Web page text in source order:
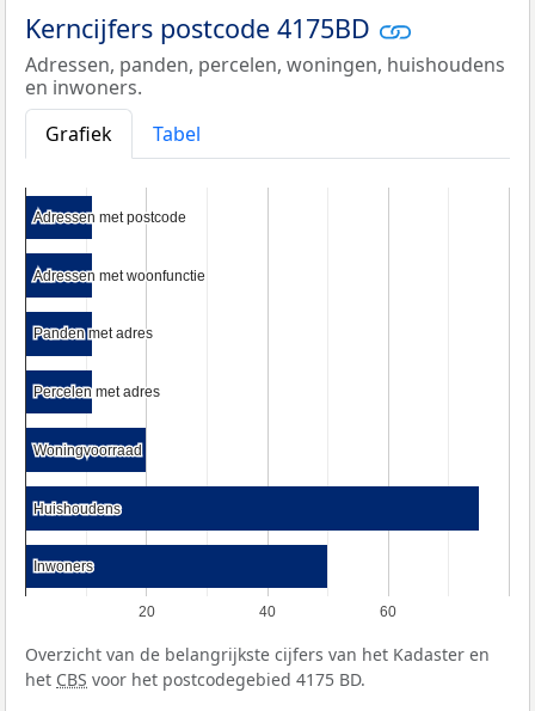
Kerncijfers postcode 4175BD
Adressen, panden, percelen, woningen, huishoudens
en inwoners.
Grafiek
Tabel
20 40 60
Adressen met postcode
Adressen met postcode
Adressen met woonfunctie
Adressen met woonfunctie
Panden met adres
Panden met adres
Percelen met adres
Percelen met adres
Woningvoorraad
Woningvoorraad
Huishoudens
Huishoudens
Inwoners
Inwoners
Overzicht van de belangrijkste cijfers van het Kadaster en
het CBS voor het postcodegebied 4175 BD.